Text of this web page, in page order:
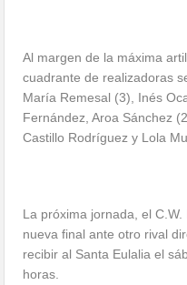
Al margen de la máxima
cuadrante de realizadoras
María Remesal (3), Inés
Fernández, Aroa Sánchez
Castillo Rodríguez y Lola
La próxima jornada, el
nueva final ante otro rival
recibir al Santa Eulalia el
horas.